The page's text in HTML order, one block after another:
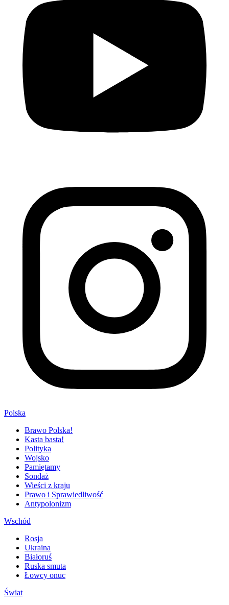
Polska
Brawo Polska!
Kasta basta!
Polityka
Wojsko
Pamiętamy
Sondaż
Wieści z kraju
Prawo i Sprawiedliwość
Antypolonizm
Wschód
Rosja
Ukraina
Białoruś
Ruska smuta
Łowcy onuc
Świat